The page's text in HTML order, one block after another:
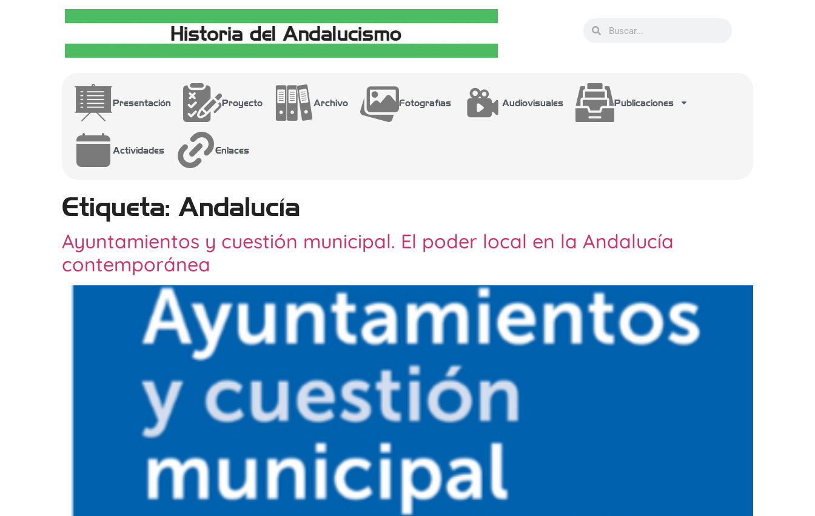
Presentación Proyecto Archivo Fotografías Audiovisuales Publicaciones
Actividades Enlaces
Etiqueta: Andalucía
Ayuntamientos y cuestión municipal. El poder local en la Andalucía
contemporánea